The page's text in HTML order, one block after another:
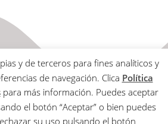
Aviso Legal
y de terceros para fines analíticos y
de navegación. Clica Política
para más información. Puedes aceptar
el botón “Aceptar” o bien puedes
su uso pulsando el botón